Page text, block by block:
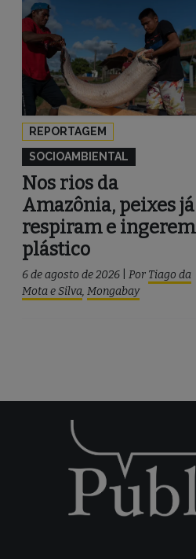
REPORTAGEM
SOCIOAMBIENTAL
Nos rios da
Amazônia, peixes já
respiram e ingerem
plástico
6 de agosto de 2026 Por Tiago da
Mota e Silva, Mongabay